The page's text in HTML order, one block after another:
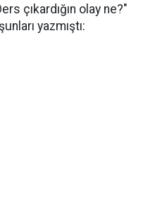
çıkardığın olay ne?"
yazmıştı: